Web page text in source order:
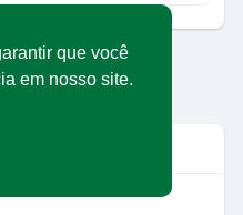
que você
em nosso site.
usuários